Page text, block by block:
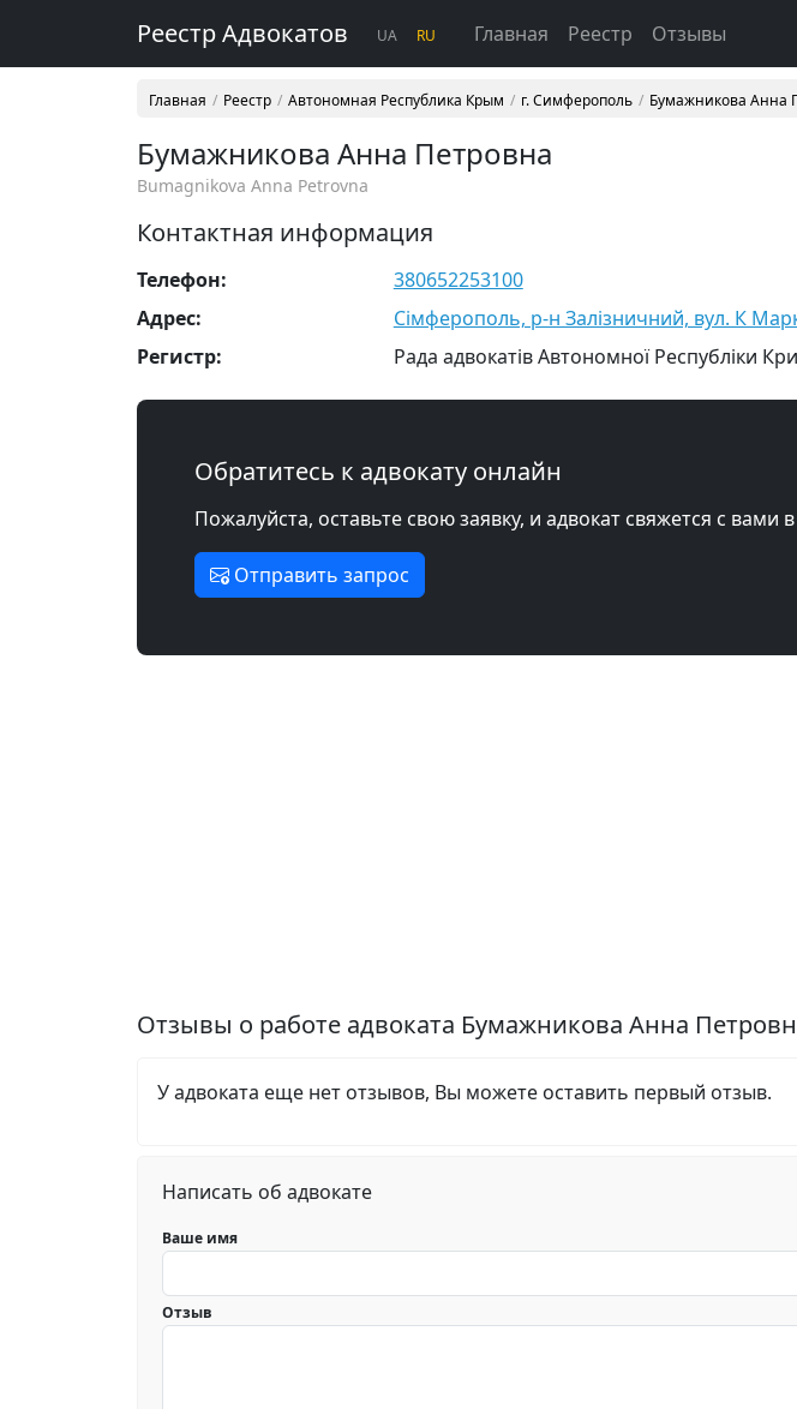
Реестр Адвокатов UA RU Главная Реестр Отзывы
Главная Реестр Автономная Республика Крым г. Симферополь Бумажникова Анна
Бумажникова Анна Петровна
Bumagnikova Anna Petrovna
Контактная информация
Телефон:
380652253100
Адрес:
Сімферополь, р-н Залізничний, вул. К
Регистр:
Рада адвокатів Автономної Республіки
Обратитесь к адвокату онлайн
Пожалуйста, оставьте свою заявку, и адвокат свяжется с вами
Отправить запрос
Отзывы о работе адвоката Бумажникова Анна
У адвоката еще нет отзывов, Вы можете оставить первый отзыв.
Написать об адвокате
Ваше имя
Отзыв